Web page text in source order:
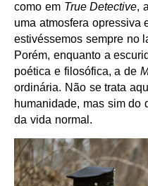
como em True Detective,
uma atmosfera opressiva
estivéssemos sempre no
Porém, enquanto a
poética e filosófica, a de
ordinária. Não se trata
humanidade, mas sim do
da vida normal.